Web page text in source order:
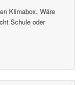
Klimabox. Wäre
Schule oder